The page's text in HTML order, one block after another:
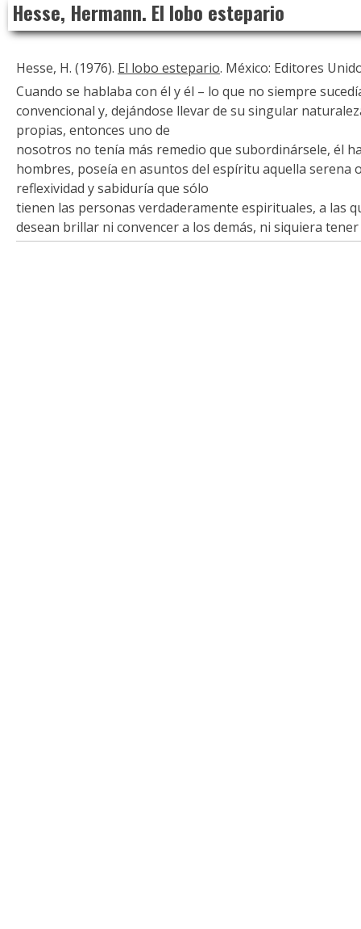
content
Hesse, Hermann. El lobo estepario
Hesse, H. (1976). El lobo estepario. México: Editores
Cuando se hablaba con él y él – lo que no siempre
convencional y, dejándose llevar de su singular
propias, entonces uno de
nosotros no tenía más remedio que subordinársele, él
hombres, poseía en asuntos del espíritu aquella serena
reflexividad y sabiduría que sólo
tienen las personas verdaderamente espirituales, a las
desean brillar ni convencer a los demás, ni siquiera